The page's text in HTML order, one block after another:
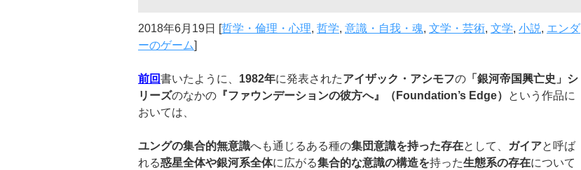
2018年6月19日 [哲学・倫理・心理, 哲学, 意識・自我・魂, 文学・芸術, 文学, 小説, エンダ
ーのゲーム]
前回書いたように、 1982年に発表されたアイザック・アシモフの 「銀河帝国興亡史」シ
リーズのなかの 『ファウンデーションの彼方へ』（Foundation’s Edge）
という作品に
おいては、
ユングの集合的無意識へも通じるある種の集団意識を持った存在として、 ガイアと呼ば
れる惑星全体や銀河系全体に広がる集合的な意識の構造を持った生態系の存在について